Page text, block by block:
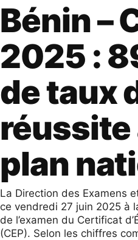
Bénin –
2025 :
de taux
réussite
plan
La Direction des Examens
ce vendredi 27 juin 2025 à
de l’examen du Certificat
(CEP). Selon les chiffres